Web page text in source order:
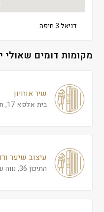
דניאל 3 חיפה
מקומות דומים שאולי
שיר אוחיון
בית אלפא 17, חיפה
עיצוב שיער
התיכון 36, נווה שאנן, חיפה